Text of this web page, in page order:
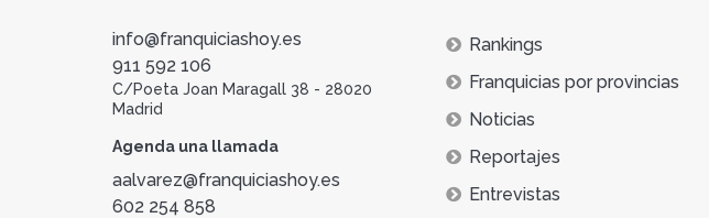
info@franquiciashoy.es
911 592 106
C/Poeta Joan Maragall 38 - 28020
Madrid
Agenda una llamada
aalvarez@franquiciashoy.es
602 254 858
Rankings
Franquicias por provincias
Noticias
Reportajes
Entrevistas